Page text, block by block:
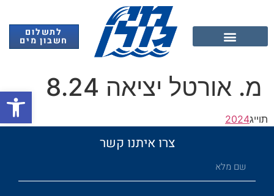
לתשלום
חשבון מים
מ. אורטל יציאה 8.24
תוייג2024
צרו איתנו קשר